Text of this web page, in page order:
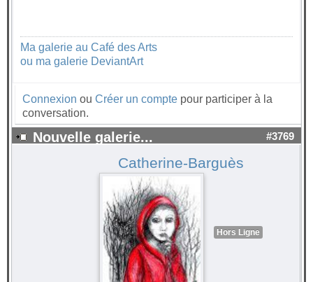
Ma galerie au Café des Arts
ou ma galerie DeviantArt
Connexion ou Créer un compte pour participer à la
conversation.
Nouvelle galerie... #3769
Catherine-Barguès
Hors Ligne